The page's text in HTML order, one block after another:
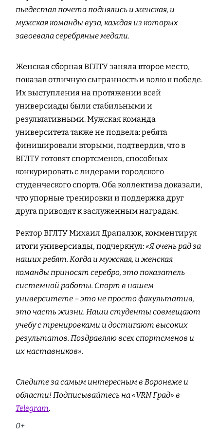
пьедестал почета поднялись и женская, и
мужская команды вуза, каждая из которых
завоевала серебряные медали.
Женская сборная ВГЛТУ заняла второе место,
показав отличную сыгранность и волю к победе.
Их выступления на протяжении всей
универсиады были стабильными и
результативными. Мужская команда
университета также не подвела: ребята
финишировали вторыми, подтвердив, что в
ВГЛТУ готовят спортсменов, способных
конкурировать с лидерами городского
студенческого спорта. Оба коллектива доказали,
что упорные тренировки и поддержка друг
друга приводят к заслуженным наградам.
Ректор ВГЛТУ Михаил Драпалюк, комментируя
итоги универсиады, подчеркнул:«Я очень рад за
наших ребят. Когда и мужская, и женская
команды приносят серебро, это показатель
системной работы. Спорт в нашем
университете – это не просто факультатив,
это часть жизни. Наши студенты совмещают
учебу с тренировками и достигают высоких
результатов. Поздравляю всех спортсменов и
их наставников».
Следите за самым интересным в Воронеже и
области! Подписывайтесь на «VRN Град» в
Telegram.
0+